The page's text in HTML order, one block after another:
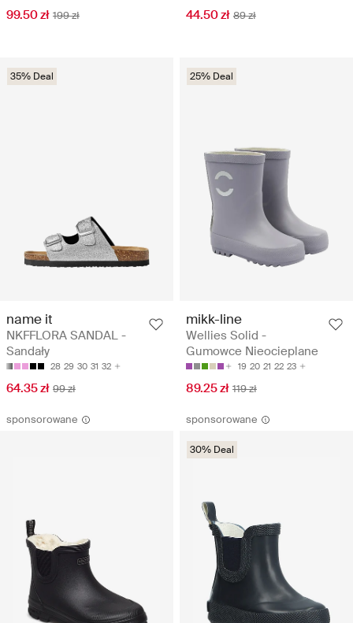
99.50 zł 199 zł 44.50 zł 89 zł
35% Deal
name it
NKFFLORA SANDAL -
Sandały
28 29 30 31 32
64.35 zł 99 zł
25% Deal
mikk-line
Wellies Solid -
Gumowce Nieocieplane
19 20 21 22 23
89.25 zł 119 zł
sponsorowane sponsorowane
30% Deal